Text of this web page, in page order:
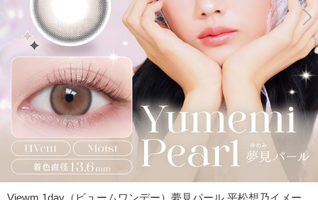
Viewm 1day（ビュームワンデー）夢見パール 平松想乃イメー